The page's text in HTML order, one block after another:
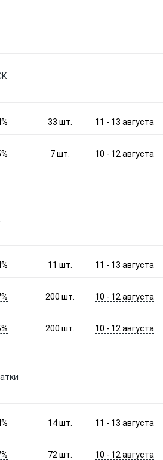
33шт. 11 - 13 августа
7шт. 10 - 12 августа
11шт. 11 - 13 августа
200шт. 10 - 12 августа
200шт. 10 - 12 августа
14шт. 11 - 13 августа
72шт. 10 - 12 августа